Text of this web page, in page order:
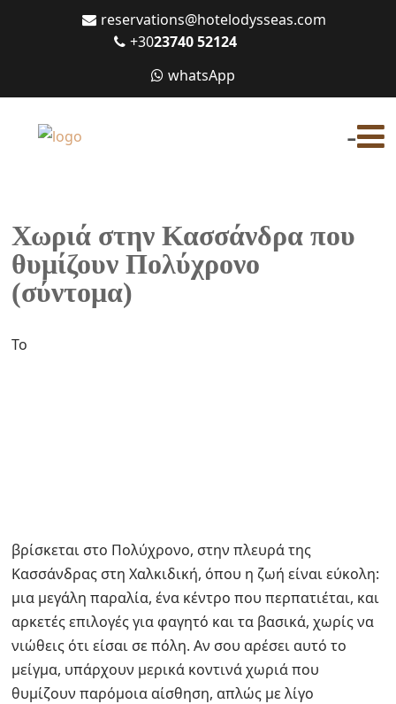
reservations@hotelodysseas.com
+3023740 52124
whatsApp
-
Χωριά στην Κασσάνδρα που
θυμίζουν Πολύχρονο
(σύντομα)
Το
βρίσκεται στο Πολύχρονο, στην πλευρά της
Κασσάνδρας στη Χαλκιδική, όπου η ζωή είναι εύκολη:
μια μεγάλη παραλία, ένα κέντρο που περπατιέται, και
αρκετές επιλογές για φαγητό και τα βασικά, χωρίς να
νιώθεις ότι είσαι σε πόλη. Αν σου αρέσει αυτό το
μείγμα, υπάρχουν μερικά κοντινά χωριά που
θυμίζουν παρόμοια αίσθηση, απλώς με λίγο